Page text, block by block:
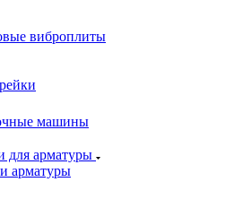
виброплиты
машины
для арматуры
арматуры